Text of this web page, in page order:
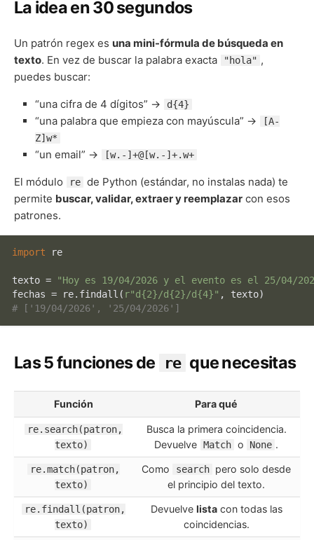
La idea en 30 segundos
Un patrón regex es una mini-fórmula de búsqueda en
texto. En vez de buscar la palabra exacta "hola" ,
puedes buscar:
“una cifra de 4 dígitos” → d{4}
“una palabra que empieza con mayúscula” →
[A-
Z]w*
“un email” → [w.-]+@[w.-]+.w+
El módulo re de Python (estándar, no instalas nada) te
permite buscar, validar, extraer y reemplazar con esos
patrones.
import re
texto =
"Hoy es 19/04/2026 y el evento es el 25/04/
fechas = re.findall( r"d{2}/d{2}/d{4}"
# ['19/04/2026', '25/04/2026']
Las 5 funciones de re que necesitas
Función Para qué
re.search(patron,
texto)
Busca la primera coincidencia.
Devuelve Match o None .
re.match(patron,
texto)
Como search pero solo desde
el principio del texto.
re.findall(patron,
texto)
Devuelve listacon todas las
coincidencias.